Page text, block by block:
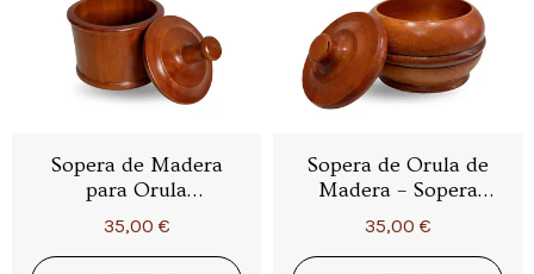
Sopera de Madera
para Orula
(Orunmila) –
Recipiente Ritual de
Ifá con Tapa
35,00 €
Sopera de Orula de
Madera – Sopera
Ritual Artesanal para
Orula en la Tradición
Ifá
35,00 €